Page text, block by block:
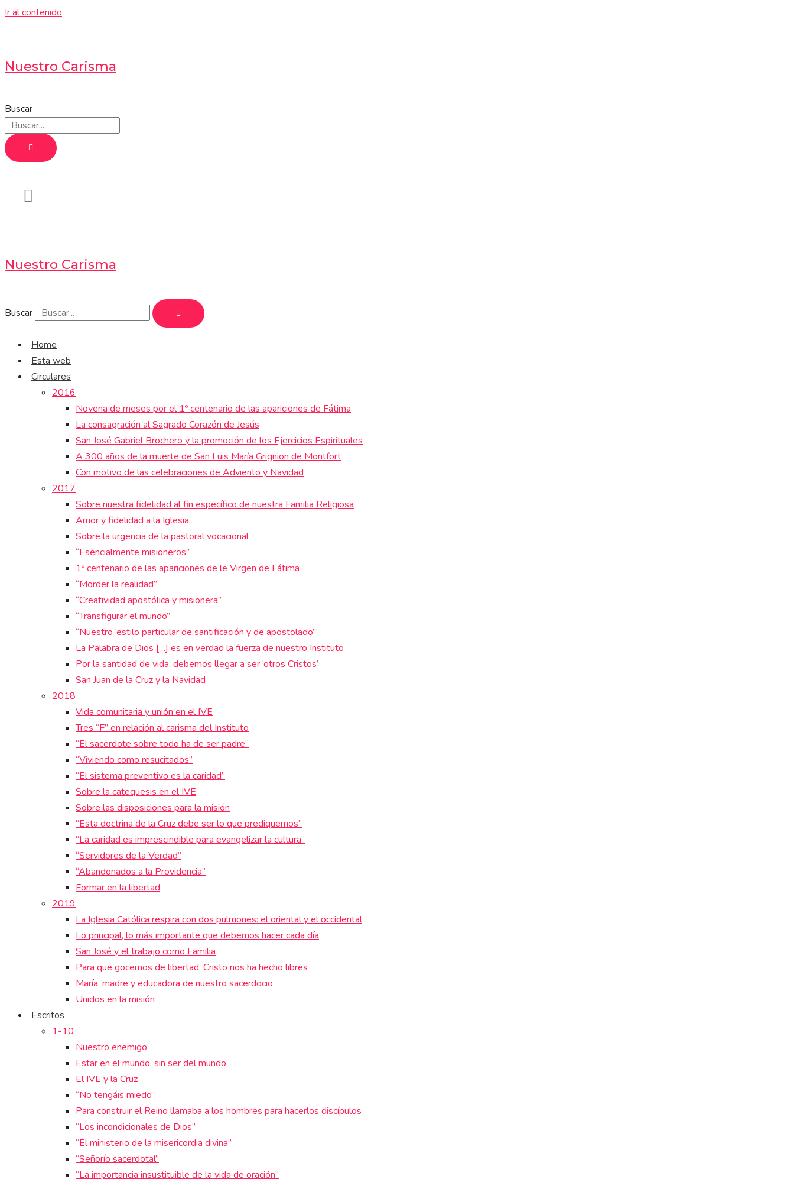
Ir al contenido
Nuestro Carisma
Buscar
Nuestro Carisma
Buscar
Home
Esta web
Circulares
2016
Novena de meses por el 1º centenario de las apariciones de Fátima
La consagración al Sagrado Corazón de Jesús
San José Gabriel Brochero y la promoción de los Ejercicios Espirituales
A 300 años de la muerte de San Luis María Grignion de Montfort
Con motivo de las celebraciones de Adviento y Navidad
2017
Sobre nuestra fidelidad al fin específico de nuestra Familia Religiosa
Amor y fidelidad a la Iglesia
Sobre la urgencia de la pastoral vocacional
“Esencialmente misioneros”
1º centenario de las apariciones de le Virgen de Fátima
“Morder la realidad”
“Creatividad apostólica y misionera”
“Transfigurar el mundo”
“Nuestro ‘estilo particular de santificación y de apostolado’”
La Palabra de Dios […] es en verdad la fuerza de nuestro Instituto
Por la santidad de vida, debemos llegar a ser ‘otros Cristos’
San Juan de la Cruz y la Navidad
2018
Vida comunitaria y unión en el IVE
Tres “F” en relación al carisma del Instituto
“El sacerdote sobre todo ha de ser padre”
“Viviendo como resucitados”
“El sistema preventivo es la caridad”
Sobre la catequesis en el IVE
Sobre las disposiciones para la misión
“Esta doctrina de la Cruz debe ser lo que prediquemos”
“La caridad es imprescindible para evangelizar la cultura”
“Servidores de la Verdad”
“Abandonados a la Providencia”
Formar en la libertad
2019
La Iglesia Católica respira con dos pulmones: el oriental y el occidental
Lo principal, lo más importante que debemos hacer cada día
San José y el trabajo como Familia
Para que gocemos de libertad, Cristo nos ha hecho libres
María, madre y educadora de nuestro sacerdocio
Unidos en la misión
Escritos
1-10
Nuestro enemigo
Estar en el mundo, sin ser del mundo
El IVE y la Cruz
“No tengáis miedo”
Para construir el Reino llamaba a los hombres para hacerlos discípulos
“Los incondicionales de Dios”
“El ministerio de la misericordia divina”
“Señorío sacerdotal”
“La importancia insustituible de la vida de oración”